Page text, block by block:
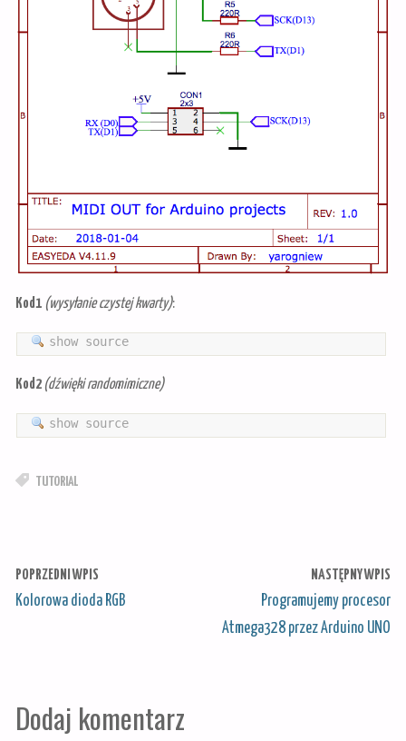
Kod1 (wysyłanie czystej kwarty):
show source
Kod2 (dźwięki randomimiczne)
show source
TUTORIAL
POPRZEDNI WPIS
Kolorowa dioda RGB
NASTĘPNY WPIS
Programujemy procesor
Atmega328 przez Arduino UNO
Dodaj komentarz